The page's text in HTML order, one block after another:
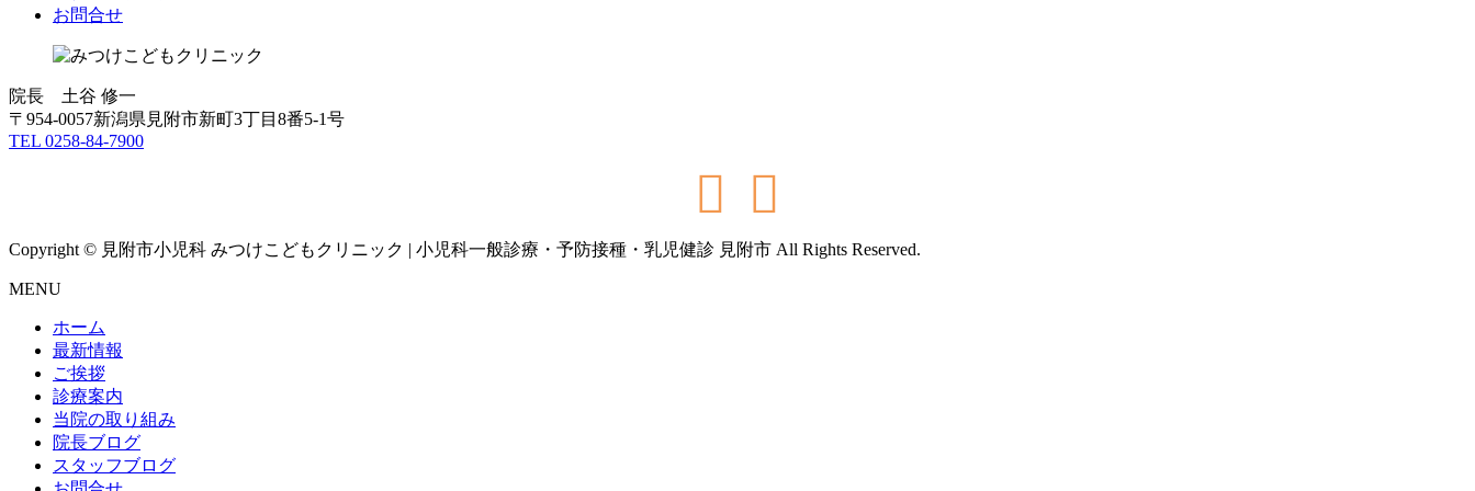
お問合せ
院長 土谷 修一
〒954-0057新潟県見附市新町3丁目8番5-1号
TEL 0258-84-7900
Copyright © 見附市小児科 みつけこどもクリニック | 小児科一般診療・予防接種・乳児健診 見附市 All Rights Reserved.
MENU
ホーム
最新情報
ご挨拶
診療案内
当院の取り組み
院長ブログ
スタッフブログ